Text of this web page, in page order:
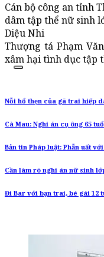
Cán bộ công an tỉnh
dâm tập thể nữ sinh
Diệu Nhi
Thượng tá Phạm
xâm hại tình dục tập
Nỗi hổ thẹn của gã trai hiếp
Cà Mau: Nghi án cụ ông 65
Bản tin Pháp luật: Phẫn uất
Cần làm rõ nghi án nữ sinh
Đi Bar với bạn trai, bé gái 12